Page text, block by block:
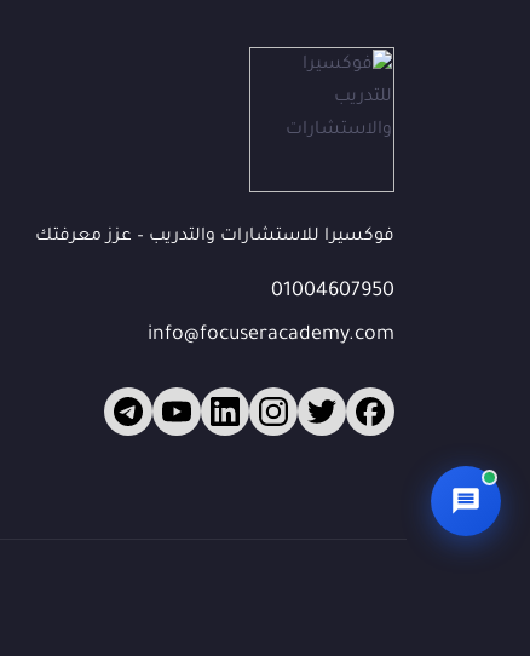
فوكسيرا للاستشارات والتدريب – عزز معرفتك
01004607950
info@focuseracademy.com
الهاتف / واتساب*
البريد الإلكتروني(اختياري)
الشركة / المؤسسة(اختياري)